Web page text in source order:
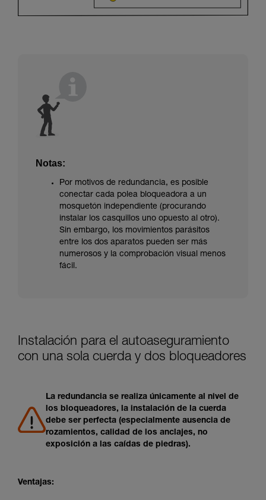
Notas:
Por motivos de redundancia, es posible
conectar cada polea bloqueadora a un
mosquetón independiente (procurando
instalar los casquillos uno opuesto al otro).
Sin embargo, los movimientos parásitos
entre los dos aparatos pueden ser más
numerosos y la comprobación visual menos
fácil.
Instalación para el autoaseguramiento
con una sola cuerda y dos bloqueadores
La redundancia se realiza únicamente al nivel de
los bloqueadores, la instalación de la cuerda
debe ser perfecta (especialmente ausencia de
rozamientos, calidad de los anclajes, no
exposición a las caídas de piedras).
Ventajas: